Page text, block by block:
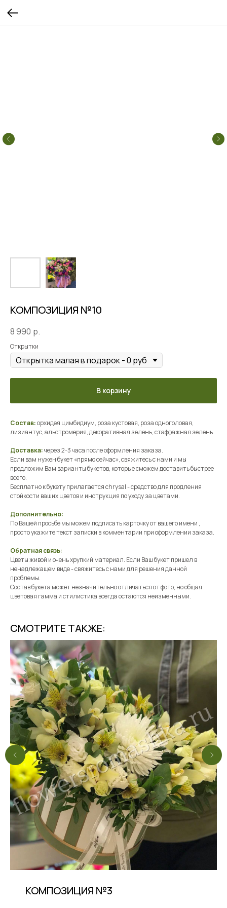
КОМПОЗИЦИЯ №10
8 990 р.
Открытки
В корзину
Состав:орхидея цимбидиум, роза кустовая, роза одноголовая,
лизиантус, альстромерия, декоративная зелень, стаффажная зелень
Доставка:через 2-3 часа после оформления заказа.
Если вам нужен букет «прямо сейчас», свяжитесь с нами и мы
предложим Вам варианты букетов, которые сможем доставить быстрее
всего.
Бесплатно к букету прилагается chrysal - средство для продления
стойкости ваших цветов и инструкция по уходу за цветами.
Дополнительно:
По Вашей просьбе мы можем подписать карточку от вашего имени ,
просто укажите текст записки в комментарии при оформлении заказа.
Обратная связь:
Цветы живой и очень хрупкий материал. Если Ваш букет пришел в
ненадлежащем виде - свяжитесь с нами для решения данной
проблемы.
Состав букета может незначительно отличаться от фото, но общая
цветовая гамма и стилистика всегда остаются неизменными.
СМОТРИТЕ ТАКЖЕ:
КОМПОЗИЦИЯ №3